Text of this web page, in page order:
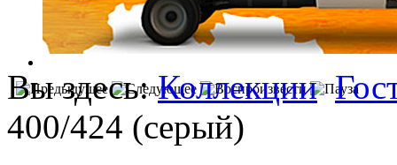
Вы здесь:Коллекции
400/424 (серый)